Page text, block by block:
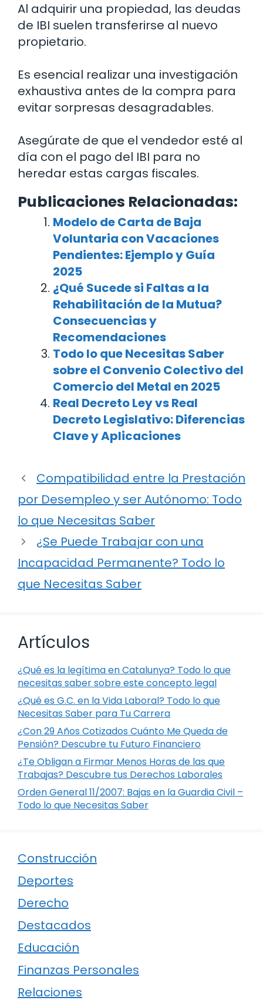
Al adquirir una propiedad, las deudas
de IBI suelen transferirse al nuevo
propietario.
Es esencial realizar una investigación
exhaustiva antes de la compra para
evitar sorpresas desagradables.
Asegúrate de que el vendedor esté al
día con el pago del IBI para no
heredar estas cargas fiscales.
Publicaciones Relacionadas:
Modelo de Carta de Baja
Voluntaria con Vacaciones
Pendientes: Ejemplo y Guía
2025
¿Qué Sucede si Faltas a la
Rehabilitación de la Mutua?
Consecuencias y
Recomendaciones
Todo lo que Necesitas Saber
sobre el Convenio Colectivo del
Comercio del Metal en 2025
Real Decreto Ley vs Real
Decreto Legislativo: Diferencias
Clave y Aplicaciones
Compatibilidad entre la Prestación
por Desempleo y ser Autónomo: Todo
lo que Necesitas Saber
¿Se Puede Trabajar con una
Incapacidad Permanente? Todo lo
que Necesitas Saber
Artículos
¿Qué es la legítima en Catalunya? Todo lo que
necesitas saber sobre este concepto legal
¿Qué es G.C. en la Vida Laboral? Todo lo que
Necesitas Saber para Tu Carrera
¿Con 29 Años Cotizados Cuánto Me Queda de
Pensión? Descubre tu Futuro Financiero
¿Te Obligan a Firmar Menos Horas de las que
Trabajas? Descubre tus Derechos Laborales
Orden General 11/2007: Bajas en la Guardia Civil –
Todo lo que Necesitas Saber
Construcción
Deportes
Derecho
Destacados
Educación
Finanzas Personales
Relaciones